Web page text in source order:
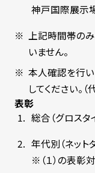
神戸国際展示場
上記時間帯の
いません。
本人確認を行い
してください。（
表彰
総合（グロスタ
年代別（ネット
※（１）の表彰